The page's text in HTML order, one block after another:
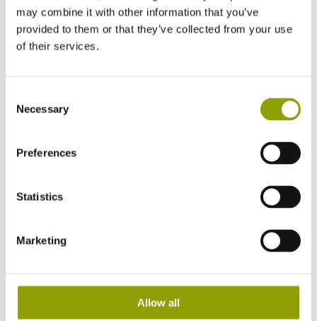
may combine it with other information that you’ve
provided to them or that they’ve collected from your use
of their services.
Selection
Necessary
Preferences
Statistics
Marketing
Allow all
Designersolbriller
Læs mere
Læs mere
Solbriller med styrke
Læs mere
Designerbriller
Læs mere